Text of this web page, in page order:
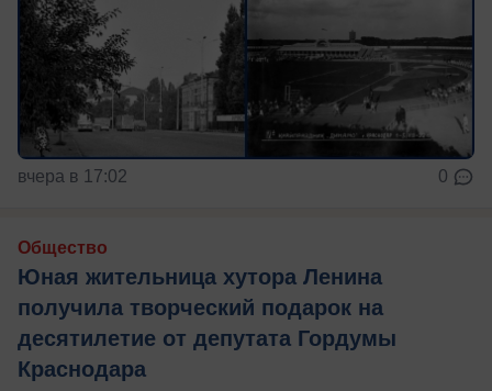
вчера в 17:02 0
Общество
Юная жительница хутора Ленина
получила творческий подарок на
десятилетие от депутата Гордумы
Краснодара